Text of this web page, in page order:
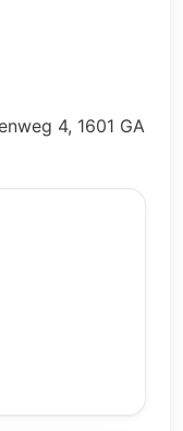
4, 1601 GA